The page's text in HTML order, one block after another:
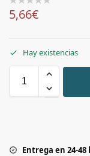
5,66€
Hay existencias
+
-
Entrega en 24-48